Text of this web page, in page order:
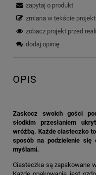
zapytaj o produkt
zmiana w tekście
zobacz projekt przed
dodaj opinię
OPIS
Zaskocz swoich gości
słodkim przesłaniem
wróżbą. Każde ciasteczko
sposób na podzielenie się
myślami.
Ciasteczka są zapakowane